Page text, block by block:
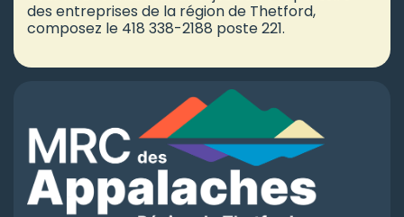
des entreprises de la région de Thetford,
composez le 418 338-2188 poste 221.